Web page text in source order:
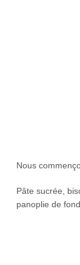
Nous
Pâte sucrée,
panoplie de